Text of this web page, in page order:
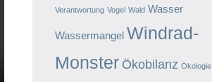
Verantwortung Vogel Wald Wasser
Wassermangel Windrad-
Monster Ökobilanz Ökologie